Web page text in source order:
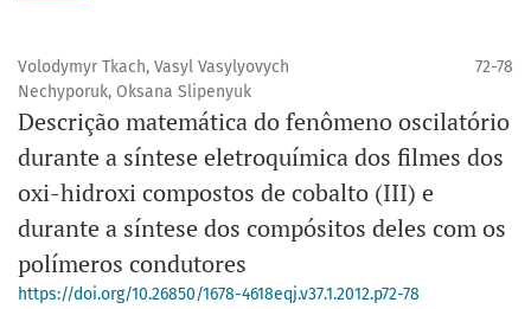
Volodymyr Tkach, Vasyl Vasylyovych
Nechyporuk, Oksana Slipenyuk
72-78
Descrição matemática do fenômeno oscilatório
durante a síntese eletroquímica dos filmes dos
oxi-hidroxi compostos de cobalto (III) e
durante a síntese dos compósitos deles com os
polímeros condutores
https://doi.org/10.26850/1678-4618eqj.v37.1.2012.p72-78